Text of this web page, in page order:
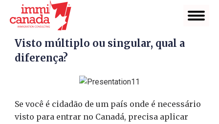
Visto múltiplo ou singular, qual a
diferença?
Se você é cidadão de um país onde é necessário
visto para entrar no Canadá, precisa aplicar